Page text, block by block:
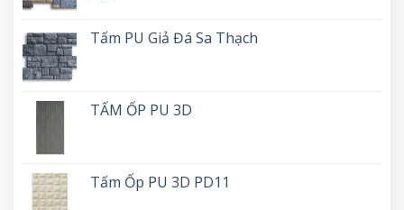
Tấm PU Giả Đá Sa Thạch
TẤM ỐP PU 3D
Tấm Ốp PU 3D PD11